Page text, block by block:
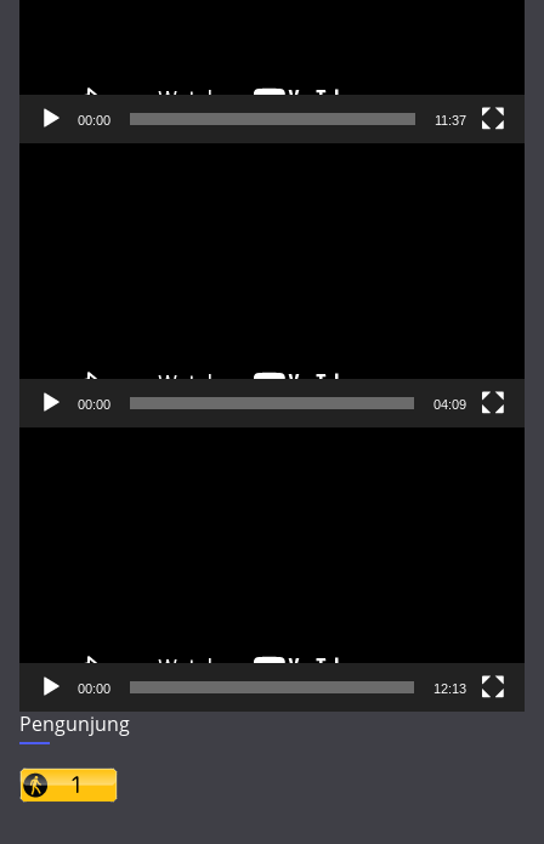
00:00 11:37
00:00 04:09
00:00 12:13
Pengunjung